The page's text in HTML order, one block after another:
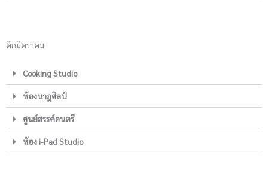
ตึกมิตราคม
Cooking Studio
ห้องนาฎศิลป์
ศูนย์สรรค์ดนตรี
ห้อง i-Pad Studio